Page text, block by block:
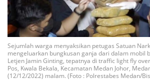
Sejumlah warga menyaksikan petugas Satuan
mengeluarkan bungkusan ganja dari dalam mobil
Letjen Jamin Ginting, tepatnya di traffic light fly
Pos, Kwala Bekala, Kecamatan Medan Johor,
(12/12/2022) malam. (Foto : Polrestabes Medan/